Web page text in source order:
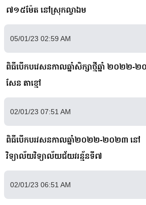
៧១៥ម៉ែត នៅស្រុកល្វាឯម
05/01/23 02:59 AM
ពិធីបើកបវេសនកាលឆ្នាំសិក្សាថ្មីឆ្នាំ ២០២២
សែន តាខ្មៅ
02/01/23 07:51 AM
ពិធីបើកបរវសនកាលឆ្នាំ២០២២-២០២៣ នៅ
វិទ្យាល័យវិទ្យាល័យជ័យវរន្ម័នទី៧
02/01/23 06:51 AM